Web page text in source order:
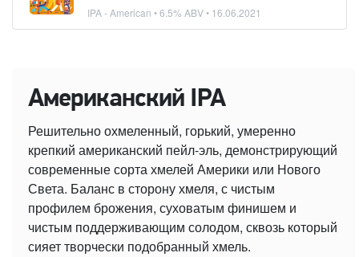
IPA - American • 6.5% ABV • 16.06.2021
Американский IPA
Решительно охмеленный, горький, умеренно
крепкий американский пейл-эль, демонстрирующий
современные сорта хмелей Америки или Нового
Света. Баланс в сторону хмеля, с чистым
профилем брожения, суховатым финишем и
чистым поддерживающим солодом, сквозь который
сияет творчески подобранный хмель.